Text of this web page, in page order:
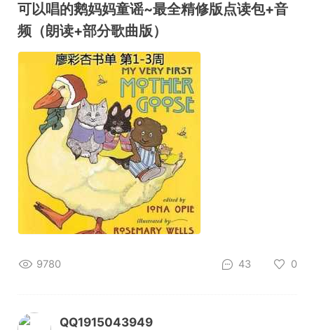
可以唱的鹅妈妈童谣~最全精修版点读包+音
频（朗读+部分歌曲版）
9780 43 0
QQ1915043949